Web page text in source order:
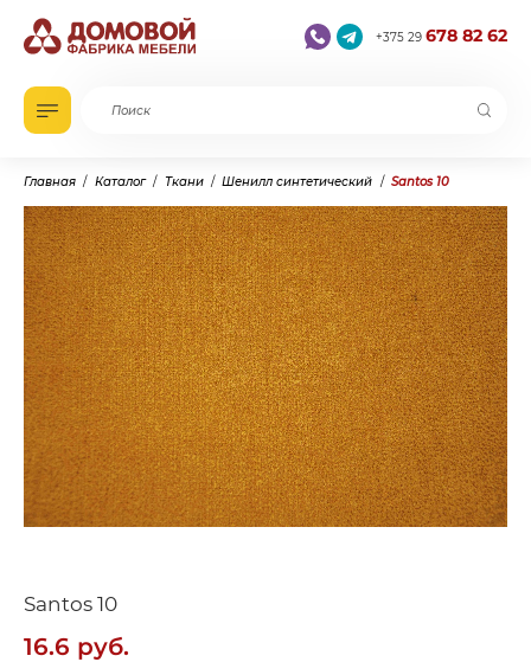
+375 29 678 82 62
Главная Каталог Ткани Шенилл синтетический Santos 10
Santos 10
16.6 руб.